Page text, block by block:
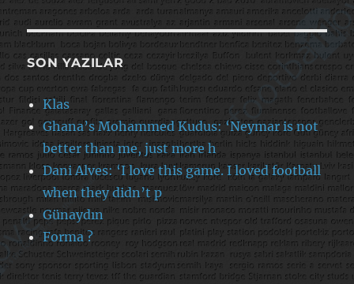
SON YAZILAR
Klas
Ghana’s Mohammed Kudus: ‘Neymar is not
better than me, just more h
Dani Alves: ‘I love this game. I loved football
when they didn’t p
Günaydın
Forma ?